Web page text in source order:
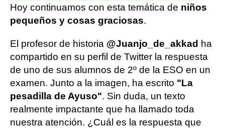
Hoy continuamos con esta temática de niños
pequeños y cosas graciosas.
El profesor de historia @Juanjo_de_akkad ha
compartido en su perfil de Twitter la respuesta
de uno de sus alumnos de 2º de la ESO en un
examen. Junto a la imagen, ha escrito "La
pesadilla de Ayuso". Sin duda, un texto
realmente impactante que ha llamado toda
nuestra atención. ¿Cuál es la respuesta que